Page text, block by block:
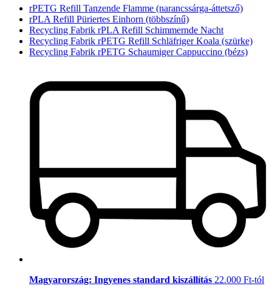
rPETG Refill Tanzende Flamme (narancssárga-áttetsző)
rPLA Refill Püriertes Einhorn (többszínű)
Recycling Fabrik rPLA Refill Schimmernde Nacht
Recycling Fabrik rPETG Refill Schläfriger Koala (szürke)
Recycling Fabrik rPETG Schaumiger Cappuccino (bézs)
Magyarország: Ingyenes standard kiszállítás 22.000 Ft-tól